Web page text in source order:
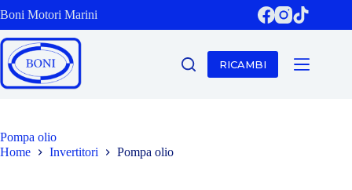
al
contenuto
Boni Motori Marini
RICAMBI
Pompa olio
Home
Invertitori Pompa olio